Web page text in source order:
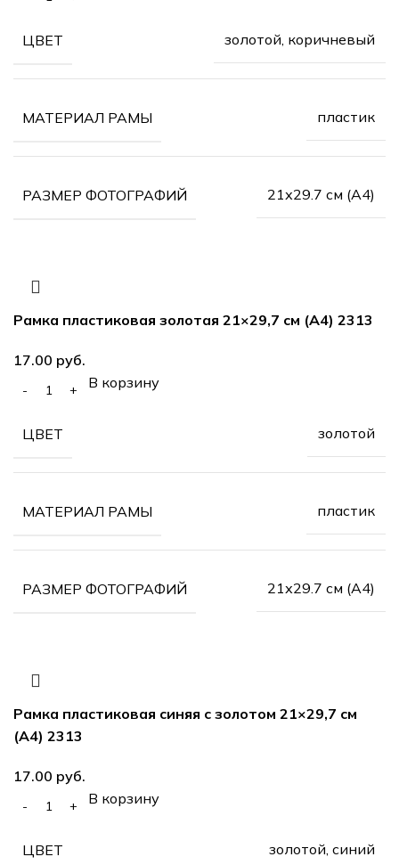
ЦВЕТ золотой, коричневый
МАТЕРИАЛ РАМЫ пластик
РАЗМЕР ФОТОГРАФИЙ 21х29.7 см (А4)
Рамка пластиковая золотая 21×29,7 см (А4) 2313
руб.
В корзину
ЦВЕТ золотой
МАТЕРИАЛ РАМЫ пластик
РАЗМЕР ФОТОГРАФИЙ 21х29.7 см (А4)
Рамка пластиковая синяя с золотом 21×29,7 см
(А4) 2313
руб.
В корзину
ЦВЕТ золотой, синий